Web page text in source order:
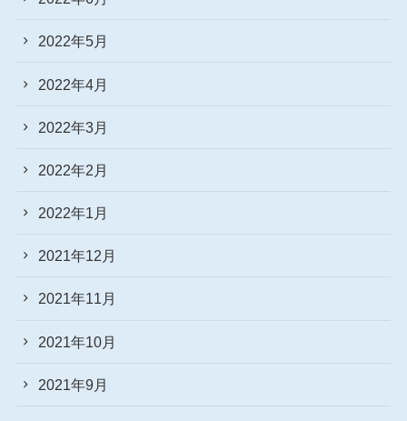
2022年5月
2022年4月
2022年3月
2022年2月
2022年1月
2021年12月
2021年11月
2021年10月
2021年9月